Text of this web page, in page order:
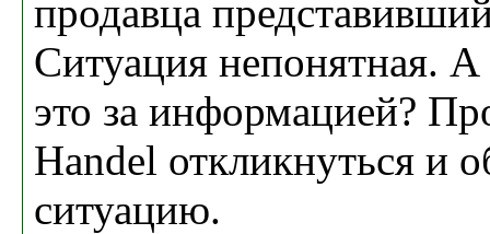
продавца
Ситуация непонятная.
это за информацией?
Handel откликнуться и
ситуацию.